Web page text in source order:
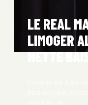
LE REAL
LIMOGER
NETTE